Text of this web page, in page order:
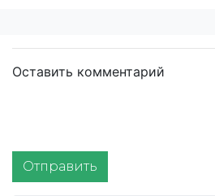
Оставить комментарий
Отправить